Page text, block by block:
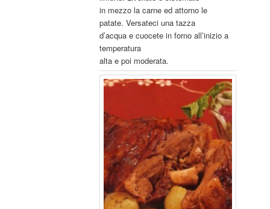
in mezzo la carne ed attorno le
patate. Versateci una tazza
d’acqua e cuocete in forno all’inizio a
temperatura
alta e poi moderata.